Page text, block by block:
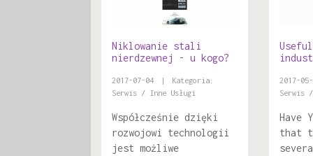
Niklowanie stali
nierdzewnej - u kogo?
2017-07-04 |
Kategoria:
Serwis / Inne Usługi
Współcześnie dzięki
rozwojowi technologii
jest możliwe
2017-
Serwis
Have
that